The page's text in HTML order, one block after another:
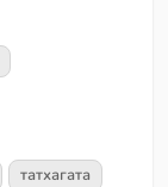
татхагата